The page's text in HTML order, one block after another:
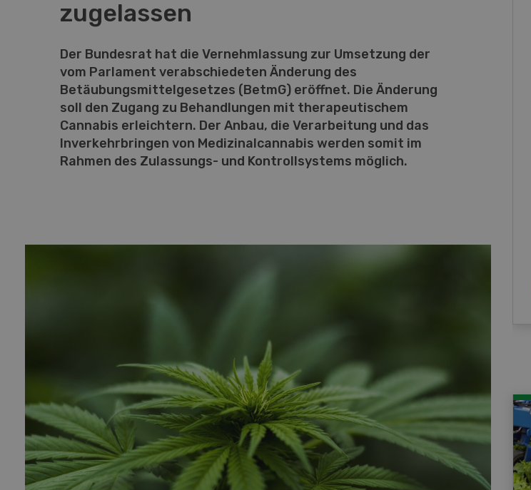
zugelassen
Der Bundesrat hat die Vernehmlassung zur Umsetzung der
vom Parlament verabschiedeten Änderung des
Betäubungsmittelgesetzes (BetmG) eröffnet. Die Änderung
soll den Zugang zu Behandlungen mit therapeutischem
Cannabis erleichtern. Der Anbau, die Verarbeitung und das
Inverkehrbringen von Medizinalcannabis werden somit im
Rahmen des Zulassungs- und Kontrollsystems möglich.